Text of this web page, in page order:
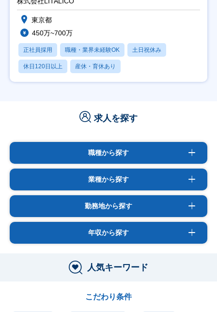
東京都
450万~700万
正社員採用 職種・業界未経験OK 土日祝休み
休日120日以上 産休・育休あり
求人を探す
職種から探す
業種から探す
勤務地から探す
年収から探す
人気キーワード
こだわり条件